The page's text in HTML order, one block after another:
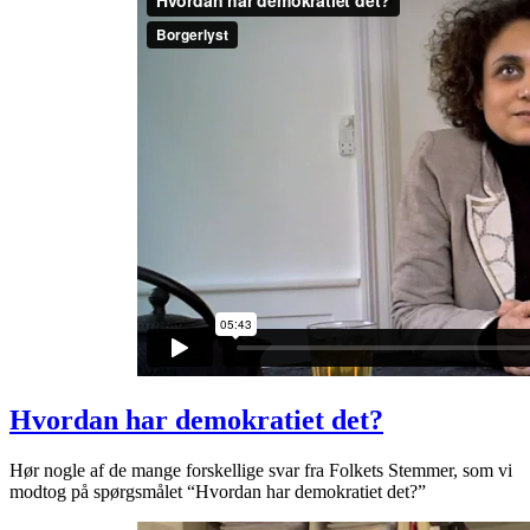
Hvordan har demokratiet det?
Hør nogle af de mange forskellige svar fra Folkets Stemmer, som vi
modtog på spørgsmålet “Hvordan har demokratiet det?”